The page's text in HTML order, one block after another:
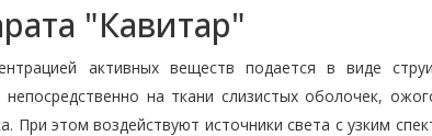
"Кавитар"
активных веществ подается в виде
непосредственно на ткани слизистых оболочек,
При этом воздействуют источники света с узким